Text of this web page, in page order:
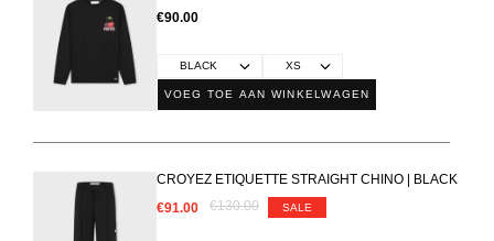
€90.00
VOEG TOE AAN WINKELWAGEN
CROYEZ ETIQUETTE STRAIGHT CHINO | BLACK
€91.00
€130.00 SALE